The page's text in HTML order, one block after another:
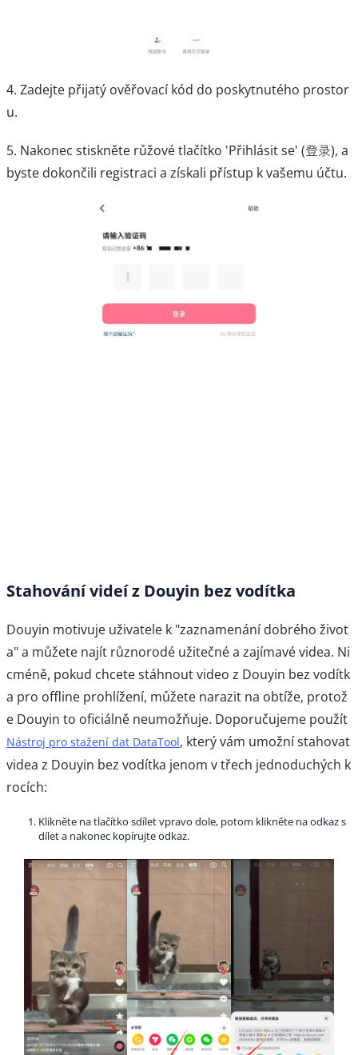
4. Zadejte přijatý ověřovací kód do poskytnutého prostor
u.
5. Nakonec stiskněte růžové tlačítko 'Přihlásit se' (登录), a
byste dokončili registraci a získali přístup k vašemu účtu.
Stahování videí z Douyin bez vodítka
Douyin motivuje uživatele k "zaznamenání dobrého život
a" a můžete najít různorodé užitečné a zajímavé videa. Ni
cméně, pokud chcete stáhnout video z Douyin bez vodítk
a pro offline prohlížení, můžete narazit na obtíže, protož
e Douyin to oficiálně neumožňuje. Doporučujeme použít
Nástroj pro stažení dat DataTool, který vám umožní stahovat
videa z Douyin bez vodítka jenom v třech jednoduchých k
rocích:
Klikněte na tlačítko sdílet vpravo dole, potom klikněte na odkaz s
dílet a nakonec kopírujte odkaz.